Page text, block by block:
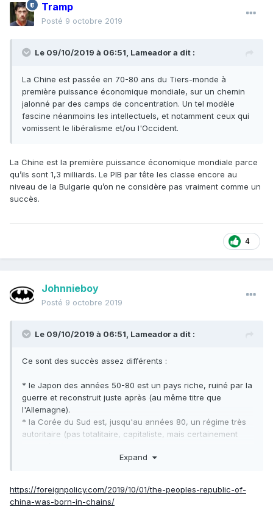
Tramp
Posté 9 octobre 2019
Le 09/10/2019 à 06:51, Lameadora dit :
La Chine est passée en 70-80 ans du Tiers-monde à
première puissance économique mondiale, sur un chemin
jalonné par des camps de concentration. Un tel modèle
fascine néanmoins les intellectuels, et notamment ceux qui
vomissent le libéralisme et/ou l'Occident.
La Chine est la première puissance économique mondiale parce
qu’ils sont 1,3 milliards. Le PIB par tête les classe encore au
niveau de la Bulgarie qu’on ne considère pas vraiment comme un
succès.
4
Johnnieboy
Posté 9 octobre 2019
Le 09/10/2019 à 06:51, Lameadora dit :
Ce sont des succès assez différents :
* le Japon des années 50-80 est un pays riche, ruiné par la
guerre et reconstruit juste après (au même titre que
l'Allemagne).
* la Corée du Sud est, jusqu'au années 80, un régime très
autoritaire (pas totalitaire, capitaliste, mais certainement
* l'Irlande est un pays de 5 millions d'habitants au coeur
La Chine est passée en 70-80 ans du Tiers-monde à
Expand
https://foreignpolicy.com/2019/10/01/the-peoples-republic-of-
china-was-born-in-chains/